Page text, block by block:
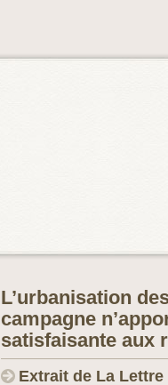
L’urbanisation
campagne
satisfaisante aux
Extrait de La Lettre